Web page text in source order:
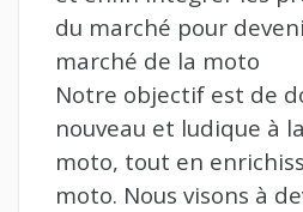
du marché pour
marché de la moto
Notre objectif est de
nouveau et ludique à
moto, tout en
moto. Nous visons à